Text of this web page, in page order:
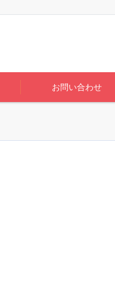
お問い合わせ